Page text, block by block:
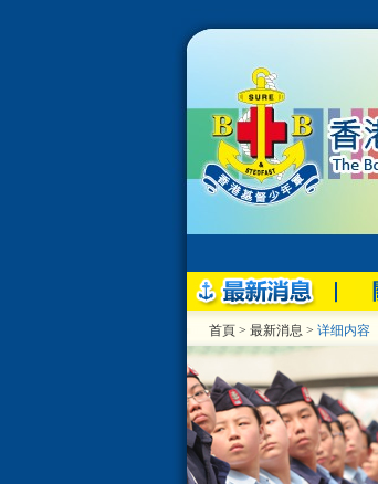
首頁 > 最新消息 > 详细内容